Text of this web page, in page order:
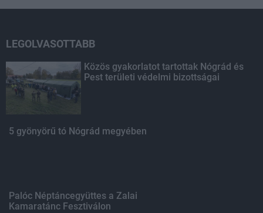
LEGOLVASOTTABB
Közös gyakorlatot tartottak Nógrád és
Pest területi védelmi bizottságai
5 gyönyörű tó Nógrád megyében
Palóc Néptáncegyüttes a Zalai
Kamaratánc Fesztiválon